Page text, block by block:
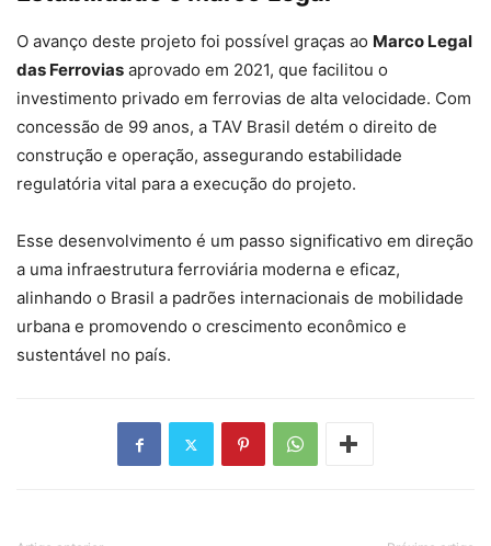
O avanço deste projeto foi possível graças ao Marco Legal
das Ferrovias aprovado em 2021, que facilitou o
investimento privado em ferrovias de alta velocidade. Com
concessão de 99 anos, a TAV Brasil detém o direito de
construção e operação, assegurando estabilidade
regulatória vital para a execução do projeto.
Esse desenvolvimento é um passo significativo em direção
a uma infraestrutura ferroviária moderna e eficaz,
alinhando o Brasil a padrões internacionais de mobilidade
urbana e promovendo o crescimento econômico e
sustentável no país.